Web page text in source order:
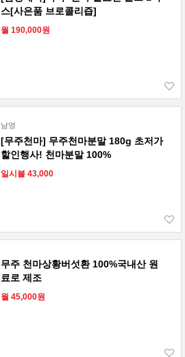
스[사은품 브로콜리즙]
월 190,000원
남영
[무주천마] 무주천마분말 180g 초저가
할인행사! 천마분말 100%
일시불 43,000
무주 천마상황버섯환 100%국내산 원
료로 제조
월 45,000원